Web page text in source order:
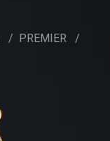
/ PREMIER /